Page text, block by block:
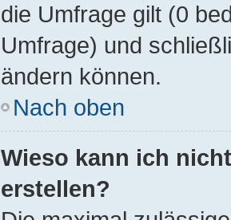
die Umfrage gilt (0
Umfrage) und
ändern können.
Nach oben
Wieso kann ich
erstellen?